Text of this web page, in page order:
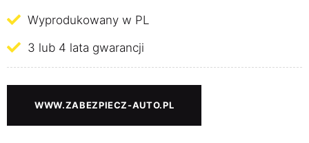
Wyprodukowany w PL
3 lub 4 lata gwarancji
WWW.ZABEZPIECZ-AUTO.PL